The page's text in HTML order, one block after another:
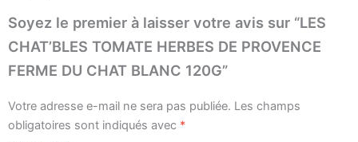
Soyez le premier à laisser votre avis sur “LES
CHAT’BLES TOMATE HERBES DE PROVENCE
FERME DU CHAT BLANC 120G”
Votre adresse e-mail ne sera pas publiée. Les champs
obligatoires sont indiqués avec *